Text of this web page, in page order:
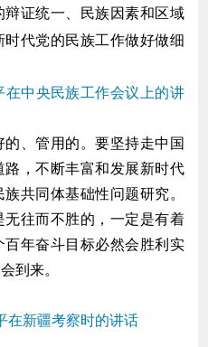
证统一、民族因素和区域
代党的民族工作做好做细
中央民族工作会议上的讲
、管用的。要坚持走中国
，不断丰富和发展新时代
共同体基础性问题研究。
往而不胜的，一定是有着
年奋斗目标必然会胜利实
到来。
新疆考察时的讲话